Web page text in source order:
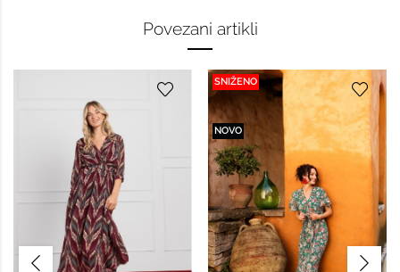
Povezani artikli
SNIŽENO
NOVO